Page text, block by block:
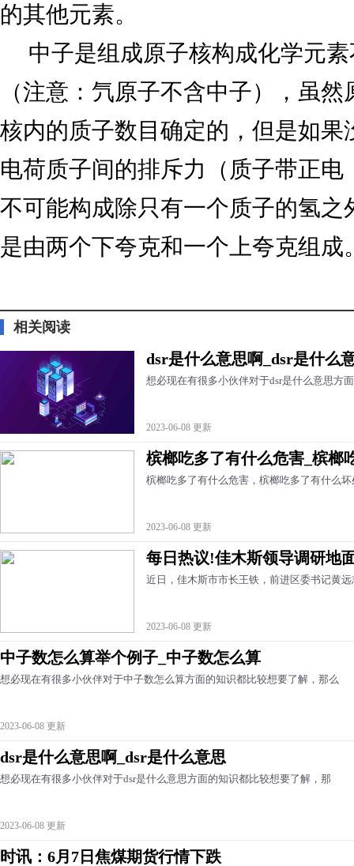
的其他元素。
中子是组成原子核构成化学元
（注意：氕原子不含中子），虽
核内的质子数目确定的，但是如果
电荷质子间的排斥力（质子带正电
不可能构成除只有一个质子的氢之
是由两个下夸克和一个上夸克组成
相关阅读
dsr是什么意思啊_dsr是什么
想必现在有很多小伙伴对于dsr是什么意思方
2023-06-08 更新
槟榔吃多了有什么危害_槟榔
槟榔吃多了有什么危害，槟榔吃多了有什么
2023-06-08 更新
每日热议!佳木斯领导调研地
近日，佳木斯市市长王铁，前进区委书记黄
2023-06-08 更新
中子数怎么算举个例子_中子数怎么算
想必现在有很多小伙伴对于中子数怎么算方面的知识都比较想要了解，那么
2023-06-08 更新
dsr是什么意思啊_dsr是什么意思
想必现在有很多小伙伴对于dsr是什么意思方面的知识都比较想要了解，那
2023-06-08 更新
时讯：6月7日焦煤期货行情下跌